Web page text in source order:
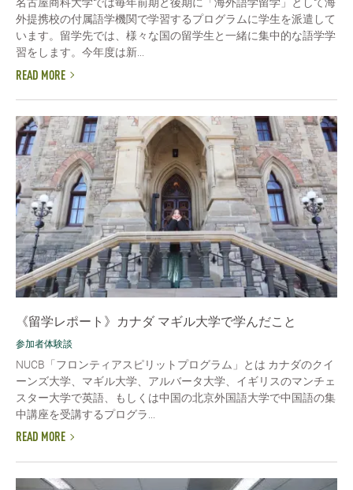
名古屋商科大学では毎年前期と後期に「海外語学留学」として海
外提携校の付属語学機関で学習するプログラムに学生を派遣して
います。留学先では、様々な国の留学生と一緒に集中的な語学学
習をします。今年度は新...
READ MORE
《留学レポート》カナダ マギル大学で学んだこと
参加者体験談
NUCB「フロンティアスピリットプログラム」とは カナダのクイ
ーンズ大学、マギル大学、アルバータ大学、イギリスのマンチェ
スター大学で英語、もしくは中国の北京外国語大学で中国語の集
中講座を受講するプログラ...
READ MORE